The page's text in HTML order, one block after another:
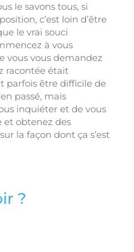
le savons tous, si
c’est loin d’être
le vrai souci
à vous
vous vous demandez
racontée était
parfois être difficile de
passé, mais
inquiéter et de vous
et obtenez des
la façon dont ça s’est
?